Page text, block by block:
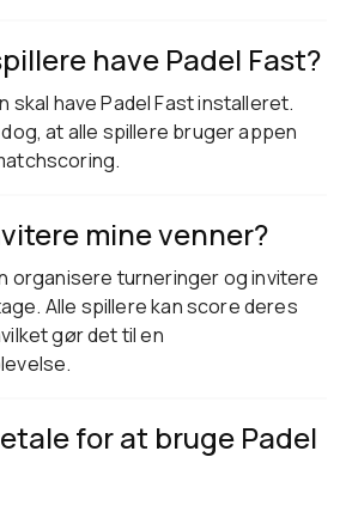
have Padel Fast?
skal have Padel Fast installeret.
at alle spillere bruger appen
mine venner?
organisere turneringer og invitere
Alle spillere kan score deres
gør det til en
for at bruge Padel